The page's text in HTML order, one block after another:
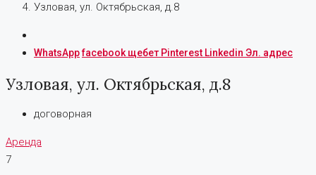
Узловая, ул. Октябрьская, д.8
WhatsAppfacebook щебет Pinterest Linkedin Эл. адрес
Узловая, ул. Октябрьская, д.8
договорная
Аренда
7